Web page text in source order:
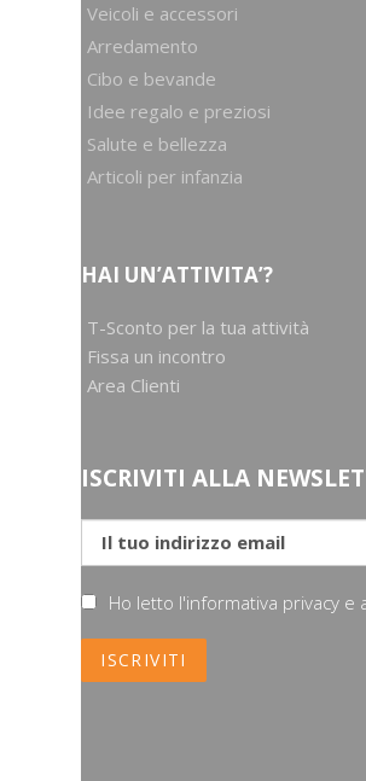
Veicoli e accessori
Arredamento
Cibo e bevande
Idee regalo e preziosi
Salute e bellezza
Articoli per infanzia
HAI UN’ATTIVITA’?
T-Sconto per la tua attività
Fissa un incontro
Area Clienti
ISCRIVITI ALLA
Ho letto l'informativa privacy